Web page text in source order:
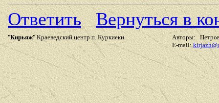
Ответить
Вернуться в
"Кирьяж" Краеведский центр п. Куркиеки.
Авторы:
E-mail: